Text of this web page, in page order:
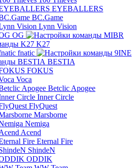
EYEBALLERS
BC.Game
Lynn Vision
OG
K27
fnatic
BESTIA
FOKUS
Voca
Betclic Apogee
Inner Circle
FlyQuest
Marsborne
Nemiga
Acend
Eternal Fire
ShindeN
ODDIK